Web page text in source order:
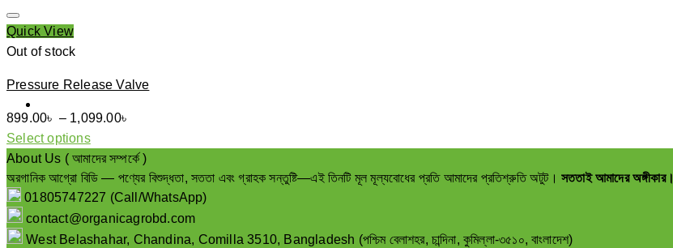
Quick View
Out of stock
Pressure Release Valve
899.00৳ – 1,099.00৳
899.00৳
through
1,099.00৳
Select options
This
product
has
multiple
variants.
About Us ( আমাদের সম্পর্কে )
অরগানিক আগ্রো বিডি — পণ্যের বিশুদ্ধতা, সততা এবং গ্রাহক সন্তুষ্টি—এই তিনটি মূল মূল্যবোধের প্রতি আমাদের প্রতিশ্রুতি অটুট।সততাই আমাদের অঙ্গীকার।
01805747227 (Call/WhatsApp)
contact@organicagrobd.com
West Belashahar, Chandina, Comilla 3510, Bangladesh (পশ্চিম বেলাশহর, চান্দিনা, কুমিল্লা-৩৫১০, বাংলাদেশ)